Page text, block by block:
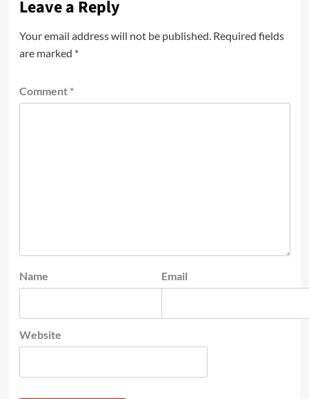
Leave a Reply
Your email address will not be published. Required fields
are marked *
Comment *
Name Email
Website